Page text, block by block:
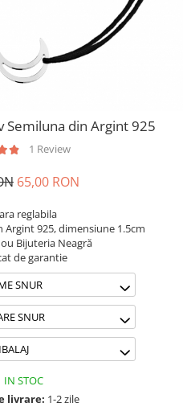
Semiluna din Argint 925
1 Review
65,00 RON
reglabila
925, dimensiune 1.5cm
Bijuteria Neagră
de garantie
SNUR
SNUR
IN STOC
livrare: 1-2 zile